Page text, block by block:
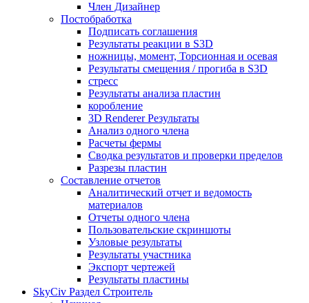
Член Дизайнер
Постобработка
Подписать соглашения
Результаты реакции в S3D
ножницы, момент, Торсионная и осевая
Результаты смещения / прогиба в S3D
стресс
Результаты анализа пластин
коробление
3D Renderer Результаты
Анализ одного члена
Расчеты фермы
Сводка результатов и проверки пределов
Разрезы пластин
Составление отчетов
Аналитический отчет и ведомость
материалов
Отчеты одного члена
Пользовательские скриншоты
Узловые результаты
Результаты участника
Экспорт чертежей
Результаты пластины
SkyCiv Раздел Строитель